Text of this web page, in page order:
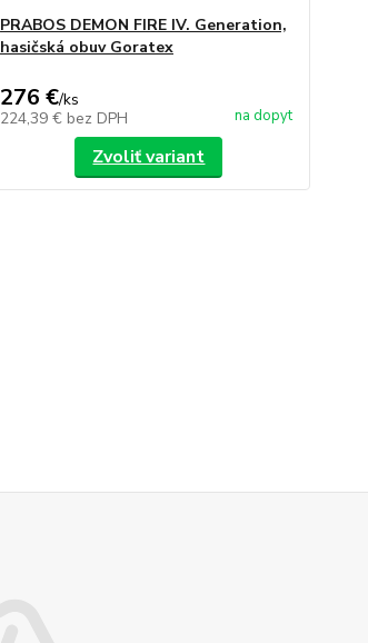
PRABOS DEMON FIRE IV. Generation,
hasičská obuv Goratex
276 €/ks
224,39 € bez DPH na dopyt
Zvoliť variant